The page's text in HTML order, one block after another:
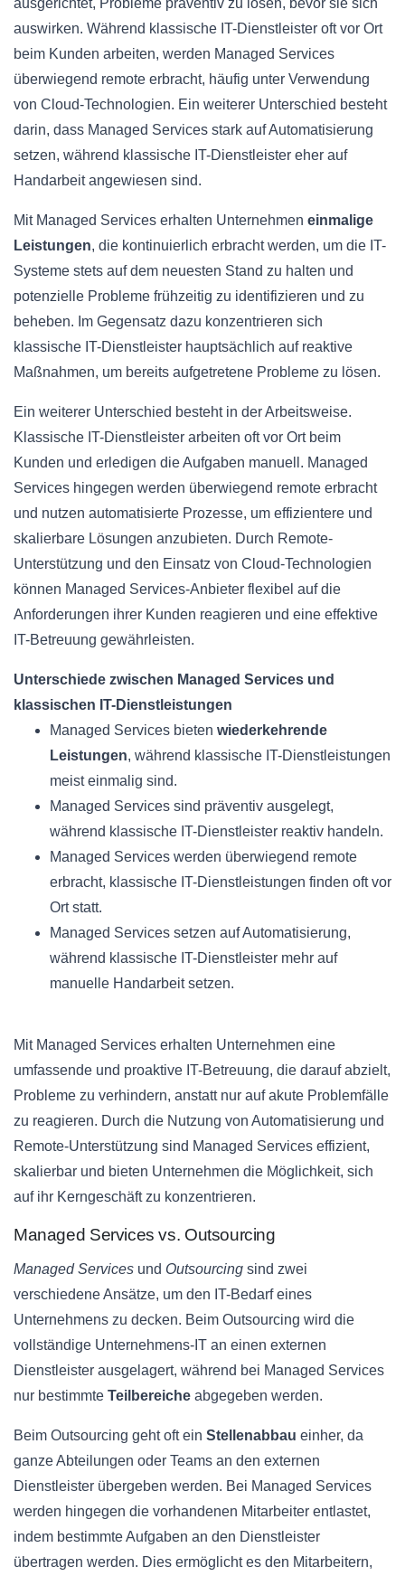
ausgerichtet, Probleme präventiv zu lösen, bevor sie sich
auswirken. Während klassische IT-Dienstleister oft vor Ort
beim Kunden arbeiten, werden Managed Services
überwiegend remote erbracht, häufig unter Verwendung
von Cloud-Technologien. Ein weiterer Unterschied besteht
darin, dass Managed Services stark auf Automatisierung
setzen, während klassische IT-Dienstleister eher auf
Handarbeit angewiesen sind.
Mit Managed Services erhalten Unternehmen einmalige
Leistungen, die kontinuierlich erbracht werden, um die IT-
Systeme stets auf dem neuesten Stand zu halten und
potenzielle Probleme frühzeitig zu identifizieren und zu
beheben. Im Gegensatz dazu konzentrieren sich
klassische IT-Dienstleister hauptsächlich auf reaktive
Maßnahmen, um bereits aufgetretene Probleme zu lösen.
Ein weiterer Unterschied besteht in der Arbeitsweise.
Klassische IT-Dienstleister arbeiten oft vor Ort beim
Kunden und erledigen die Aufgaben manuell. Managed
Services hingegen werden überwiegend remote erbracht
und nutzen automatisierte Prozesse, um effizientere und
skalierbare Lösungen anzubieten. Durch Remote-
Unterstützung und den Einsatz von Cloud-Technologien
können Managed Services-Anbieter flexibel auf die
Anforderungen ihrer Kunden reagieren und eine effektive
IT-Betreuung gewährleisten.
Unterschiede zwischen Managed Services und
klassischen IT-Dienstleistungen
Managed Services bieten wiederkehrende
Leistungen, während klassische IT-Dienstleistungen
meist einmalig sind.
Managed Services sind präventiv ausgelegt,
während klassische IT-Dienstleister reaktiv handeln.
Managed Services werden überwiegend remote
erbracht, klassische IT-Dienstleistungen finden oft vor
Ort statt.
Managed Services setzen auf Automatisierung,
während klassische IT-Dienstleister mehr auf
manuelle Handarbeit setzen.
Mit Managed Services erhalten Unternehmen eine
umfassende und proaktive IT-Betreuung, die darauf abzielt,
Probleme zu verhindern, anstatt nur auf akute Problemfälle
zu reagieren. Durch die Nutzung von Automatisierung und
Remote-Unterstützung sind Managed Services effizient,
skalierbar und bieten Unternehmen die Möglichkeit, sich
auf ihr Kerngeschäft zu konzentrieren.
Managed Services vs. Outsourcing
Managed Services und Outsourcing sind zwei
verschiedene Ansätze, um den IT-Bedarf eines
Unternehmens zu decken. Beim Outsourcing wird die
vollständige Unternehmens-IT an einen externen
Dienstleister ausgelagert, während bei Managed Services
nur bestimmte Teilbereiche abgegeben werden.
Beim Outsourcing geht oft ein Stellenabbau einher, da
ganze Abteilungen oder Teams an den externen
Dienstleister übergeben werden. Bei Managed Services
werden hingegen die vorhandenen Mitarbeiter entlastet,
indem bestimmte Aufgaben an den Dienstleister
übertragen werden. Dies ermöglicht es den Mitarbeitern,